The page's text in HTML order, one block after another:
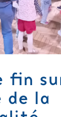
fin
de la